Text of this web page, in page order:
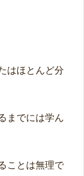
はほとんど分
までには学ん
ことは無理で